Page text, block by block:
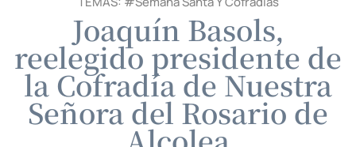
Joaquín Basols,
reelegido presidente de
la Cofradía de Nuestra
Señora del Rosario de